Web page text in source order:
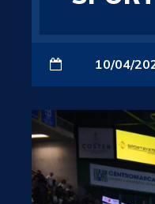
10/04/